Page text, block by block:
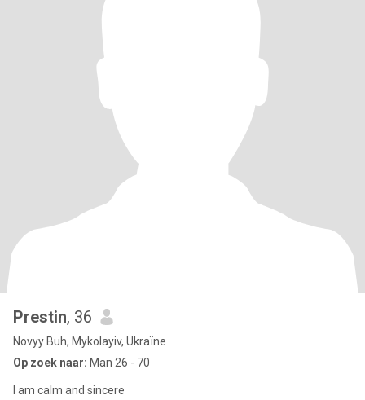
Prestin, 36
Novyy Buh, Mykolayiv, Ukraïne
Op zoek naar: Man 26 - 70
I am calm and sincere